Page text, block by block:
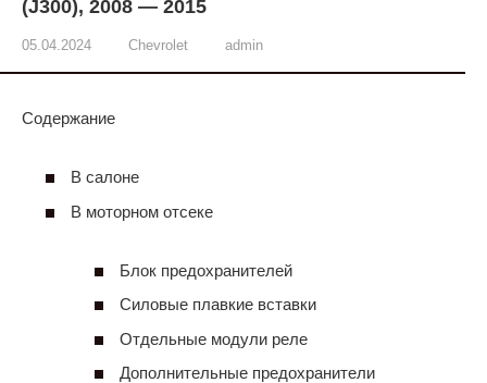
(J300), 2008 — 2015
05.04.2024 Chevrolet admin
Содержание
В салоне
В моторном отсеке
Блок предохранителей
Силовые плавкие вставки
Отдельные модули реле
Дополнительные предохранители